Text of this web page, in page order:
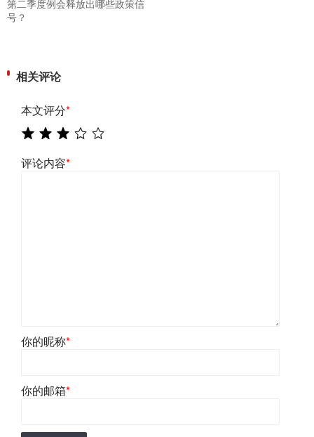
第二季度例会释放出哪些政策信
号？
相关评论
本文评分*
评论内容*
你的昵称*
你的邮箱*